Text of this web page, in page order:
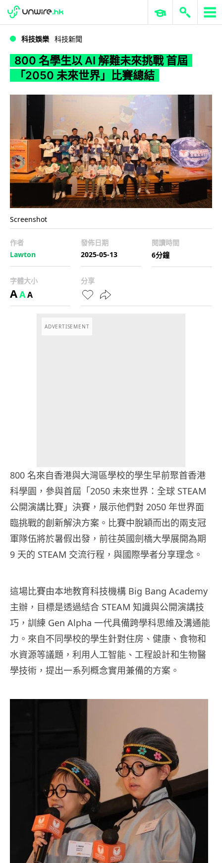
WWDC 2026 ERP 與商業 AI
科技娛樂 科技新聞
800 名學生以 AI 解難未來挑戰 首屆
「2050 未來世界」比賽總結
Screenshot
作者
Lawton
發佈日期
2025-05-13
閱讀時間
6分鐘
字體大小
AAA
分享
ADVERTISEMENT
800 名來自香港與大灣區學校的學生早前聚首香港
科學園，參與首屆「2050 未來世界：全球 STEAM
公開演講比賽」決賽，展示他們對 2050 年世界面
臨挑戰的創新解決方案。比賽中脫穎而出的兩支冠
軍隊伍將於暑假出發，前往英國劍橋大學展開為期
9 天的 STEAM 交流行程，與國際學者分享理念。
這場比賽由本地教育科技機構 Big Bang Academy
主辦，目標是透過結合 STEAM 知識與公開演講技
巧，訓練 Gen Alpha 一代具備跨學科思維及溝通能
力。來自不同學校的學生針對住房、健康、食物和
水資源等議題，利用人工智能、工程設計和生物醫
學技術，提出一系列概念實用兼備的方案。